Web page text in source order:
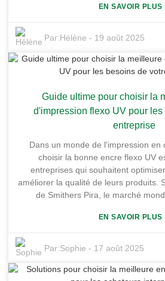
d'impression, mais aussi la
fournir des encres flexo UV de haute
conçues pour les applications sur
emplacement stratégique dans la
fine de Honghai, nous
de production, nous sommes
répondre à un large éventail de
compromettre la qualité. Dans cet
chaque produit et les atouts de nos
carton, vous permettant de créer des
et durables qui se
EN SAVOIR PLUS
Par:Hélène - 19 août 2025
Guide ultime pour choisir la
d'impression flexo UV pour
entreprise
Dans un monde de l'impression en
choisir la bonne encre flexo UV
entreprises qui souhaitent
améliorer la qualité de leurs produits.
de Smithers Pira, le marché
dollars d'ici 2026, principalement en
haute qualité. Chez Guangdong
située dans le dynamique centre
Honghai, nous comprenons
EN SAVOIR PLUS
Par:Sophie - 17 août 2025